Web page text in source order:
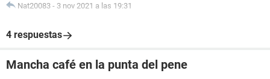
Nat20083 - 3 nov 2021 a las 19:31
4 respuestas
Mancha café en la punta del pene